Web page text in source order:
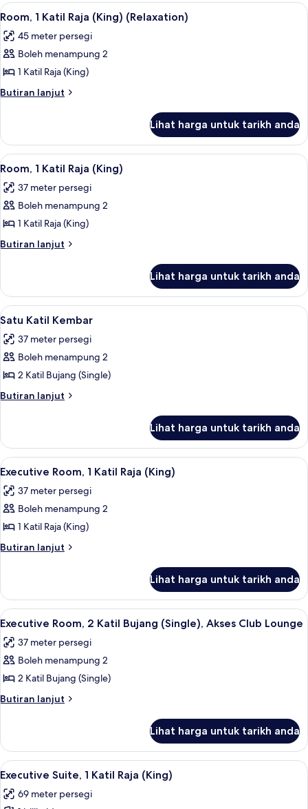
Katil
(Single)
Lihat
semua
foto
untuk
Room,
1
(King)
(Relaxation)
Room, 1 Katil Raja (King)
12
Room, 1 Katil Raja (King) (Relaxation)
45 meter persegi
Boleh menampung 2
1 Katil Raja (King)
Butiran lanjut
Butiran
1
Katil
Raja
(Relaxation)
Lihat harga untuk tarikh anda
Lihat
semua
foto
untuk
Room,
1
(King)
Room, 1 Katil Raja (King) |
15
Room, 1 Katil Raja (King)
37 meter persegi
Boleh menampung 2
1 Katil Raja (King)
Butiran lanjut
Butiran
1
Katil
Raja
Lihat harga untuk tarikh anda
Lihat
semua
foto
untuk
Satu
Katil
Satu Katil Kembar | Peralatan
9
Satu Katil Kembar
37 meter persegi
Boleh menampung 2
2 Katil Bujang (Single)
Butiran lanjut
Butiran
Katil
Kembar
Lihat harga untuk tarikh anda
Lihat
semua
foto
untuk
Executive
Room,
Raja
(King)
Executive Room, 1 Katil Raja (King)
12
Executive Room, 1 Katil Raja (King)
37 meter persegi
Boleh menampung 2
1 Katil Raja (King)
Butiran lanjut
Butiran
Room,
Katil
(King)
Lihat harga untuk tarikh anda
Lihat
semua
foto
untuk
Executive
Room,
Bujang
(Single),
Akses
Club
Lounge
Executive Room, 2 Katil Bujang
14
Executive Room, 2 Katil Bujang (Single), Akses Club Lounge
37 meter persegi
Boleh menampung 2
2 Katil Bujang (Single)
Butiran lanjut
Butiran
Room,
Katil
(Single),
Lihat harga untuk tarikh anda
Lihat
semua
foto
Peralatan tempat tidur premium, bar
23
Executive Suite, 1 Katil Raja (King)
69 meter persegi